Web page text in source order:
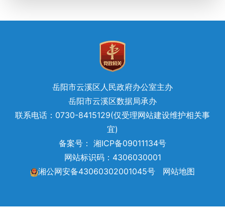
岳阳市云溪区人民政府办公室主办
岳阳市云溪区数据局承办
联系电话：0730-8415129(仅受理网站建设维护相关事
宜)
备案号： 湘ICP备09011134号
网站标识码：4306030001
湘公网安备43060302001045号
网站地图